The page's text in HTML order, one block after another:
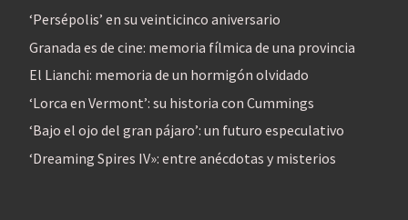
‘Persépolis’ en su veinticinco aniversario
Granada es de cine: memoria fílmica de una provincia
El Lianchi: memoria de un hormigón olvidado
‘Lorca en Vermont’: su historia con Cummings
‘Bajo el ojo del gran pájaro’: un futuro especulativo
‘Dreaming Spires IV»: entre anécdotas y misterios